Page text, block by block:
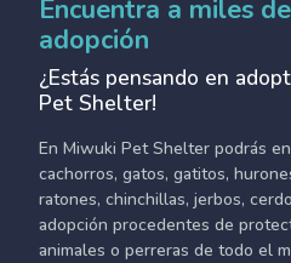
Encuentra a miles
adopción
¿Estás pensando en
Pet Shelter!
En Miwuki Pet Shelter podrás
cachorros, gatos, gatitos,
ratones, chinchillas, jerbos,
adopción procedentes de
animales o perreras de todo el